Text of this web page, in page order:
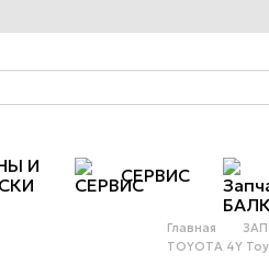
И
СЕРВИС
Главная
TOYOTA 4Y